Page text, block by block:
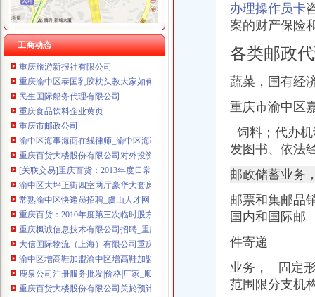
工商动态
重庆百货（）_公司公告_重庆百货大楼股份有限公司2013年度
成都西南交大工程建设咨询监理有限责任公司重庆分公司-主页
[股东会]重庆百货：2010年度第三次临时股东大会会议资料-[中财网]
重庆旅游新报社有限公司
重庆渝中区泰国乳胶枕头教大家如何买到正宗的泰国乳胶枕头_第1页_
民生国际船务代理有限公司
重庆食品饮料企业黄页
重庆市邮政公司
渝中区海事海商在线律师_渝中区海事海商律师在线免费咨询_华律网
重庆百货大楼股份有限公司对外投资公告
[关联交易]重庆百货：2013年度日常关联交易预计公告-[中财网]
渝中区大坪正街四室两厅豪华大套房_重庆渝中区大坪短租房_游天下
常熟渝中区快递员招聘_虞山人才网
重庆百货：2010年度第三次临时股东大会会议资料_证券之星
重庆枫诚信息技术有限公司招聘_重庆枫诚信息技术有限公司新招聘_
大信国际物流（上海）有限公司重庆分公司-大信国际物流（上海）有
渝中区增高鞋加盟渝中区增高鞋加盟店渝中区加盟增高鞋店-渝中区
鹿泉公司注册服务批发|价格|厂家_顺企网
重庆百货大楼股份有限公司关於预计2015年日常关联交易公告
重庆渝中区肖杰律师-中顾法律网
办理操作员卡
案的财产保险
各类邮政
蔬菜，国有经
重庆市渝中区
饲料；代办
发图书、依法
邮政储蓄业务
邮票和集邮品
国内和国际邮
件寄递
业务， 固定
范围限分支机